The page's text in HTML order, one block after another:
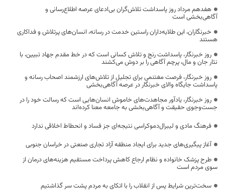
هفدهم مرداد روز پاسداشت تلاش‌گران بی‌ادعای عرصه اطلاع‌رسانی و
آگاهی‌بخشی است
خبرنگاران، این طلایه‌داران راستین خدمت در رسانه، انسان‌های پرتلاش و فداکاری
هستند
روز خبرنگار، پاسداشت رنج و تلاش کسانی است که در خط مقدم جهاد تبیین، با
نثار جان و مال، پرچم آگاهی را بر دوش می‌کشند
روز خبرنگار، فرصت مغتنمی برای تجلیل از تلاش‌های ارزشمند اصحاب رسانه و
پاسداشت جایگاه والای خبرنگار در عرصه آگاهی‌بخشی
روز خبرنگار، یادآور مجاهدت‌های خاموش انسان‌هایی است که رسالت خود را در
جست‌وجوی حقیقت و آگاهی‌بخشی به جامعه معنا کرده‌اند
فرهنگ مادی و لیبرال‌دموکراسی نتیجه‌ای جز فساد و انحطاط اخلاقی ندارد
آغاز پیگیری‌های جدید برای ایجاد منطقه آزاد تجاری صنعتی در خراسان جنوبی
طرح پزشک خانواده و نظام ارجاع کاهش پرداخت مستقیم هزینه‌های درمان از
سوی مردم است
سخت‌ترین شرایط پس از انقلاب را با اتکای به مردم پشت سر گذاشتیم